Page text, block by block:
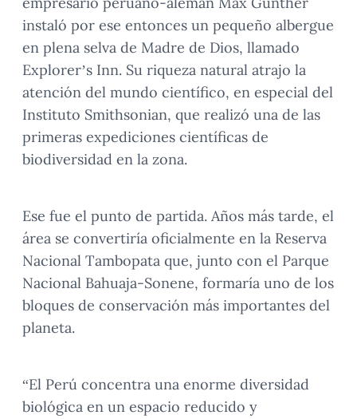
instaló por ese entonces un pequeño albergue
en plena selva de Madre de Dios, llamado
Explorer’s Inn. Su riqueza natural atrajo la
atención del mundo científico, en especial del
Instituto Smithsonian, que realizó una de las
primeras expediciones científicas de
biodiversidad en la zona.
Ese fue el punto de partida. Años más tarde, el
área se convertiría oficialmente en la Reserva
Nacional Tambopata que, junto con el Parque
Nacional Bahuaja-Sonene, formaría uno de los
bloques de conservación más importantes del
planeta.
“El Perú concentra una enorme diversidad
biológica en un espacio reducido y